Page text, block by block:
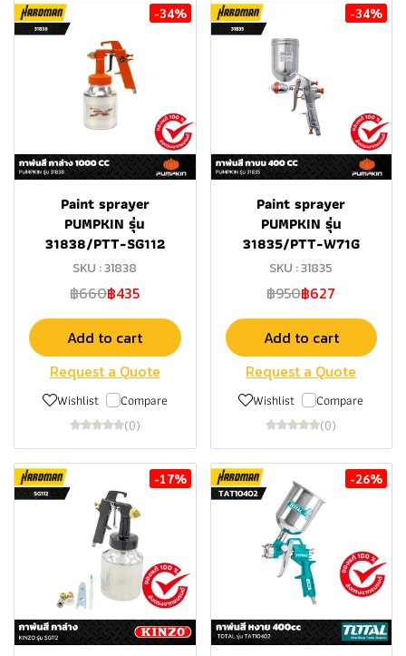
-34%
Paint sprayer
PUMPKIN รุ่น
31838/PTT-SG112
SKU : 31838
฿660฿435
Add to cart
Request a Quote
Wishlist Compare
(0)
-34%
Paint sprayer
PUMPKIN รุ่น
31835/PTT-W71G
SKU : 31835
฿950฿627
Add to cart
Request a Quote
Wishlist Compare
(0)
-17% -26%